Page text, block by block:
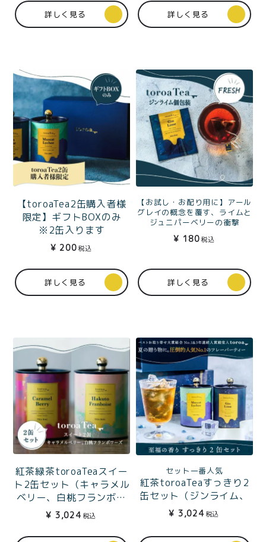
プライバシーポリシー
詳しく見る 詳しく見る
【toroaTea2缶購入者様
限定】ギフトBOXのみ
※2缶入ります
¥ 200税込
詳しく見る
【お試し・お配り用に】アール
グレイの概念を覆す、ライムと
ジュニパーベリーの衝撃
紅茶toroaTeaジンライム
（アールグレイ）個包装1
¥ 180税込
詳しく見る
紅茶緑茶toroaTeaスイー
ト2缶セット（キャラメル
ベリー、白桃フランボワ
ーズ）
¥ 3,024 税込
セット一番人気
紅茶toroaTeaすっきり2
缶セット（ジンライム、
マスカットライチ）
¥ 3,024 税込